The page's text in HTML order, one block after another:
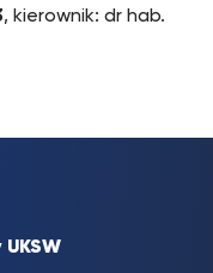
, kierownik: dr hab.